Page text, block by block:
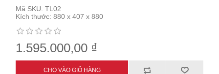
Mã SKU: TL02
Kích thước: 880 x 407 x 880
1.595.000,00 ₫